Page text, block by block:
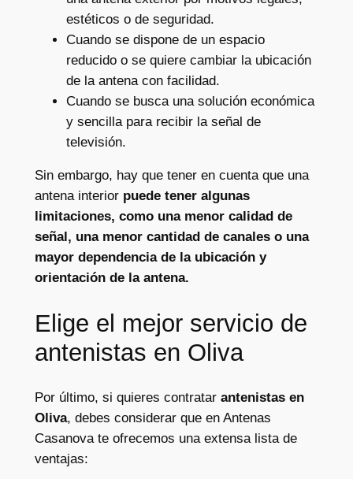
estéticos o de seguridad.
Cuando se dispone de un espacio
reducido o se quiere cambiar la ubicación
de la antena con facilidad.
Cuando se busca una solución económica
y sencilla para recibir la señal de
televisión.
Sin embargo, hay que tener en cuenta que una
antena interior puede tener algunas
limitaciones, como una menor calidad de
señal, una menor cantidad de canales o una
mayor dependencia de la ubicación y
orientación de la antena.
Elige el mejor servicio de
antenistas en Oliva
Por último, si quieres contratar antenistas en
Oliva, debes considerar que en Antenas
Casanova te ofrecemos una extensa lista de
ventajas: